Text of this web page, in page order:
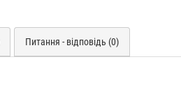
Питання - відповідь (0)